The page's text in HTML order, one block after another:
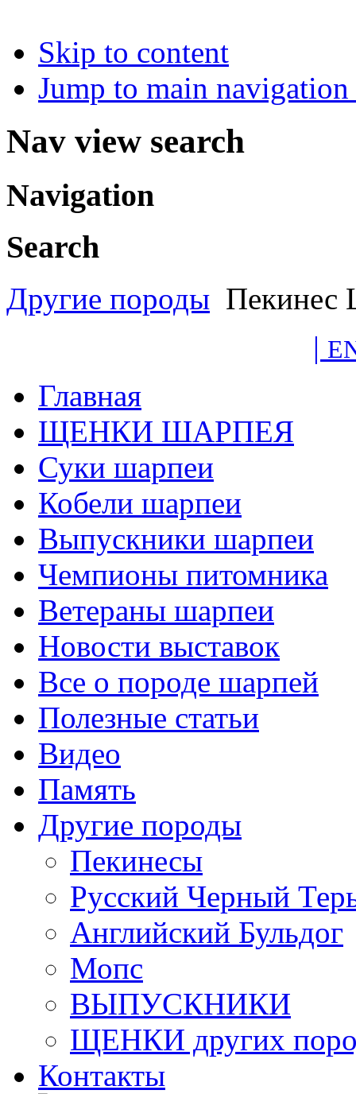
Skip to content
Jump to main
Nav view search
Navigation
Search
Другие породы
|
Главная
ЩЕНКИ ШАРПЕЯ
Суки шарпеи
Кобели шарпеи
Выпускники шарпеи
Чемпионы питомника
Ветераны шарпеи
Новости выставок
Все о породе шарпей
Полезные статьи
Видео
Память
Другие породы
Пекинесы
Русский Черный
Английский Бульдог
Мопс
ВЫПУСКНИКИ
ЩЕНКИ других
Контакты